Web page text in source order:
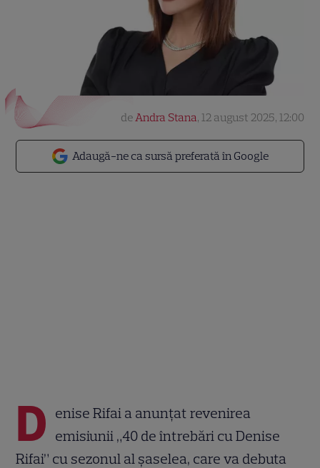
Adaugă-ne ca sursă preferată în Google
deAndra Stana, 12 august 2025, 12:00
D enise Rifai a anunțat revenirea
emisiunii „40 de întrebări cu Denise
Rifai” cu sezonul al șaselea, care va debuta